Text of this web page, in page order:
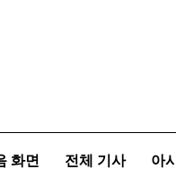
화면 전체 기사 아